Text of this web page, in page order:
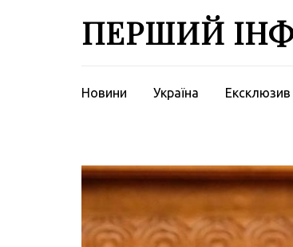
ПЕРШИЙ
Новини Україна Ексклюзив